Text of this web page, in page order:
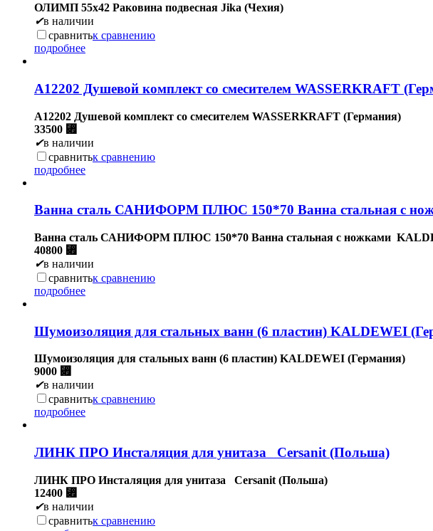
ОЛИМП 55х42 Раковина подвесная Jika (Чехия)
✔в наличии
сравнитьк сравнению
подробнее
А12202 Душевой комплект со смесителем WASSERKRAFT
А12202 Душевой комплект со смесителем WASSERKRAFT (Германия)
33500 ⃏
✔в наличии
сравнитьк сравнению
подробнее
Ванна сталь САНИФОРМ ПЛЮС 150*70 Ванна стальная с
Ванна сталь САНИФОРМ ПЛЮС 150*70 Ванна стальная с ножками
40800 ⃏
✔в наличии
сравнитьк сравнению
подробнее
Шумоизоляция для стальных ванн (6 пластин) KALDEWEI
Шумоизоляция для стальных ванн (6 пластин) KALDEWEI (Германия)
9000 ⃏
✔в наличии
сравнитьк сравнению
подробнее
ЛИНК ПРО Инсталяция для унитаза Cersanit (Польша)
ЛИНК ПРО Инсталяция для унитаза Cersanit (Польша)
12400 ⃏
✔в наличии
сравнитьк сравнению